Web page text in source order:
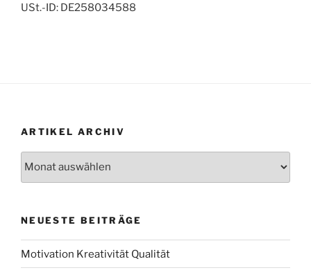
USt.-ID: DE258034588
ARTIKEL ARCHIV
NEUESTE BEITRÄGE
Motivation Kreativität Qualität